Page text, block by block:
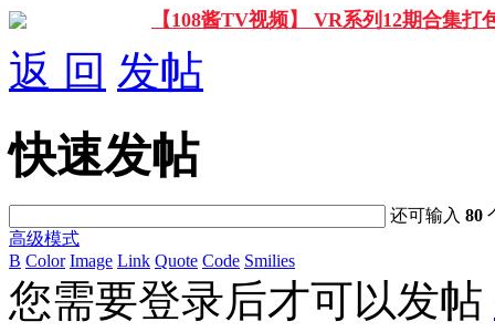
【108酱TV视频】 VR系列12期合集打
返 回 发帖
快速发帖
还可输入80
高级模式
B Color Image Link Quote Code Smilies
您需要登录后才可以发帖